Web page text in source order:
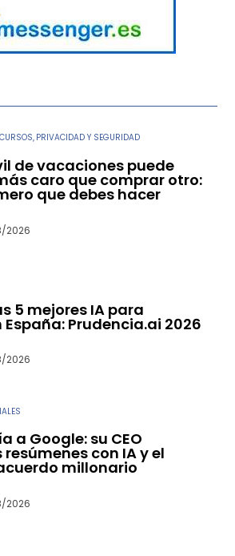
, PRIVACIDAD Y SEGURIDAD
de vacaciones puede
caro que comprar otro:
que debes hacer
2026
5 mejores IA para
Prudencia.ai 2026
2026
a Google: su CEO
con IA y el
millonario
2026